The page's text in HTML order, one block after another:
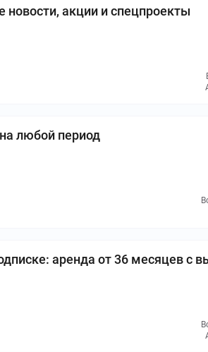
новости, акции и спецпроекты
любой период
аренда от 36 месяцев с